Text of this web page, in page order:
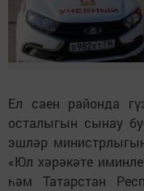
Ел саен районда
осталыгын сынау
эшләр
«Юл хәрәкәте
һәм Татарстан